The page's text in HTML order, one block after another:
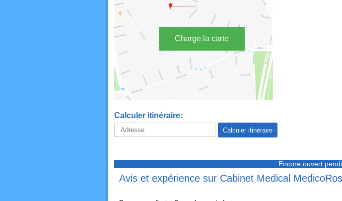
Charge la carte
Calculer itinéraire:
Encore ouvert
Avis et expérience sur Cabinet Medical